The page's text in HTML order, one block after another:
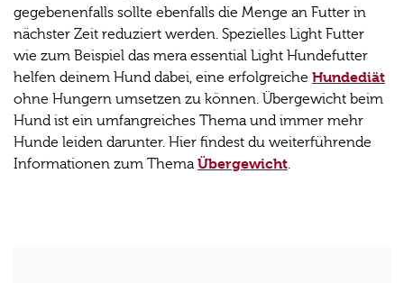
gegebenenfalls sollte ebenfalls die Menge an Futter in
nächster Zeit reduziert werden. Spezielles Light Futter
wie zum Beispiel das mera essential Light Hundefutter
helfen deinem Hund dabei, eine erfolgreiche Hundediät
ohne Hungern umsetzen zu können. Übergewicht beim
Hund ist ein umfangreiches Thema und immer mehr
Hunde leiden darunter. Hier findest du weiterführende
Informationen zum ThemaÜbergewicht.